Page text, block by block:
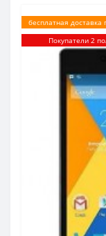
бесплатная доставка
Покупатели 2